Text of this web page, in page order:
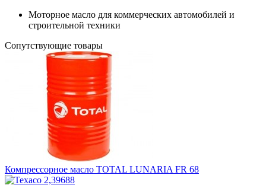
Моторное масло для коммерческих автомобилей и
строительной техники
Сопутствующие товары
Компрессорное масло TOTAL LUNARIA FR 68